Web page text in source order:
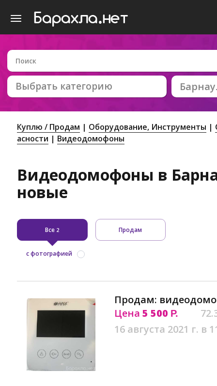
Выбрать категорию
Куплю / Продам Оборудование, Инструменты
асности
Видеодомофоны
Видеодомофоны в
новые
Все 2 Продам
с фотографией
Продам:
Цена 5 500 Р.
16 августа 2021 г. в